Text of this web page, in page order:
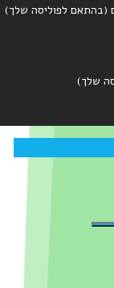
(בהתאם לפוליסה שלך)
שלך)